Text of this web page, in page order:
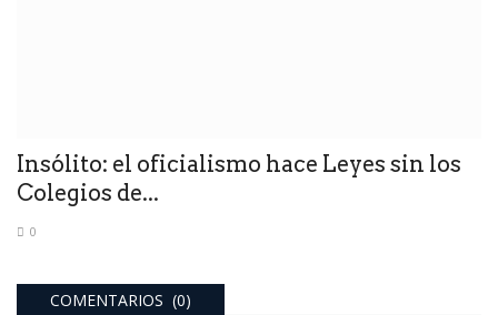
Insólito: el oficialismo hace Leyes sin los
Colegios de...
0
COMENTARIOS (0)